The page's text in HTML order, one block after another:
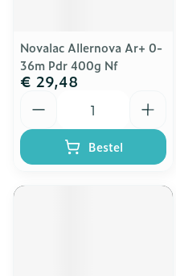
Novalac Allernova Ar+ 0-
36m Pdr 400g Nf
€ 29,48
Bestel